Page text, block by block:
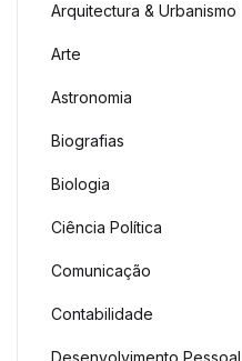
Arquitectura & Urbanismo
Arte
Astronomia
Biografias
Biologia
Ciência Política
Comunicação
Contabilidade
Desenvolvimento Pessoal